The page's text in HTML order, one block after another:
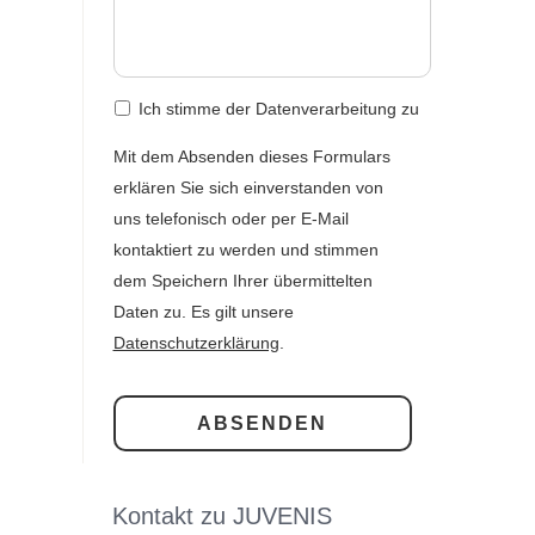
Ich stimme der Datenverarbeitung zu
Mit dem Absenden dieses Formulars
erklären Sie sich einverstanden von
uns telefonisch oder per E-Mail
kontaktiert zu werden und stimmen
dem Speichern Ihrer übermittelten
Daten zu. Es gilt unsere
Datenschutzerklärung
Kontakt zu JUVENIS